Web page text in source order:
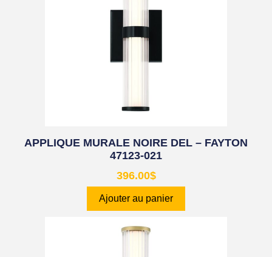
APPLIQUE MURALE NOIRE DEL – FAYTON
47123-021
396.00$
Ajouter au panier